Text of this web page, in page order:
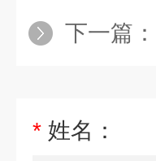
下一篇：
* 姓名：